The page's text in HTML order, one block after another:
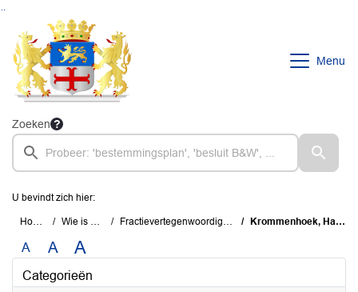
Ga naar de inhoud van deze pagina
Ga naar het zoeken
Ga naar het menu
Menu
Zoeken
U bevindt zich hier:
Home Wie is wie Fractievertegenwoordigers Krommenhoek, Hans
A A A
Categorieën